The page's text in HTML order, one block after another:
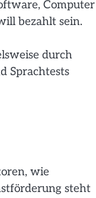
Computer
bezahlt sein.
durch
Sprachtests
wie
steht